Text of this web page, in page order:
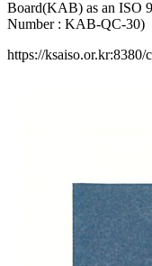
Board(KAB) as an ISO
Number : KAB-QC-30)
https://